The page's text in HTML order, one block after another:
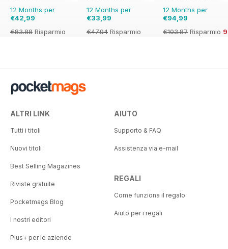
12 Months per
€42,99
€83.88 Risparmio
12 Months per
€33,99
€47.94 Risparmio
12 Months per
€94,99
€103.87 Risparmio
ALTRI LINK
Tutti i titoli
Nuovi titoli
Best Selling Magazines
Riviste gratuite
Pocketmags Blog
I nostri editori
Plus+ per le aziende
AIUTO
Supporto & FAQ
Assistenza via e-mail
REGALI
Come funziona il regalo
Aiuto per i regali